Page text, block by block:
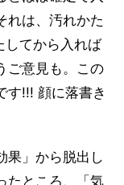
れは、汚れかた
てから入れば
ご意見も。この
す!!! 顔に落書き
果」から脱出し
たところ、「気